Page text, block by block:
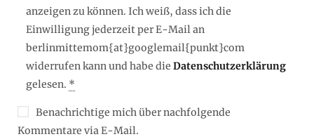
anzeigen zu können. Ich weiß, dass ich die
Einwilligung jederzeit per E-Mail an
berlinmittemom{at}googlemail{punkt}com
widerrufen kann und habe die Datenschutzerklärung
gelesen. *
Benachrichtige mich über nachfolgende
Kommentare via E-Mail.